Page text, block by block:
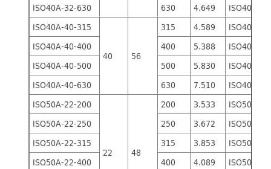
ISO40A-32-630
630 4.649
ISO40B-
ISO40A-40-315
40 56
315 4.589
ISO40B-
ISO40A-40-400
400 5.388
ISO40B-
ISO40A-40-500
500 5.830
ISO40B-
ISO40A-40-630
630 7.510
ISO40B-
ISO50A-22-200
22 48
200 3.533
ISO50B-
ISO50A-22-250
250 3.672
ISO50B-
ISO50A-22-315
315 3.853
ISO50B-
ISO50A-22-400
400 4.089
ISO50B-